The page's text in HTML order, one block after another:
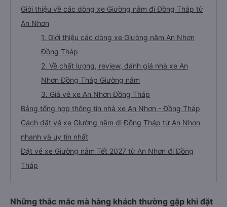
Giới thiệu về các dòng xe Giường nằm đi Đồng Tháp từ
An Nhơn
1. Giới thiệu các dòng xe Giường nằm An Nhơn
Đồng Tháp
2. Về chất lượng, review, đánh giá nhà xe An
Nhơn Đồng Tháp Giường nằm
3. Giá vé xe An Nhơn Đồng Tháp
Bảng tổng hợp thông tin nhà xe An Nhơn - Đồng Tháp
Cách đặt vé xe Giường nằm đi Đồng Tháp từ An Nhơn
nhanh và uy tín nhất
Đặt vé xe Giường nằm Tết 2027 từ An Nhơn đi Đồng
Tháp
Những thắc mắc mà hàng khách thường gặp khi đặt